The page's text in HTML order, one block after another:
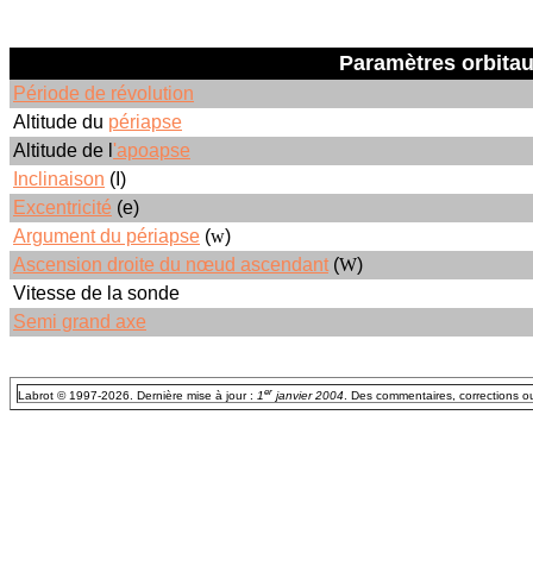
Paramètres
Période de révolution
Altitude du périapse
Altitude de l 'apoapse
Inclinaison (I)
Excentricité (e)
Argument du périapse (w)
Ascension droite du nœud ascendant (W)
Vitesse de la sonde
Semi grand axe
Labrot © 1997-2026. Dernière mise à jour : 1er janvier 2004. Des commentaires, corrections